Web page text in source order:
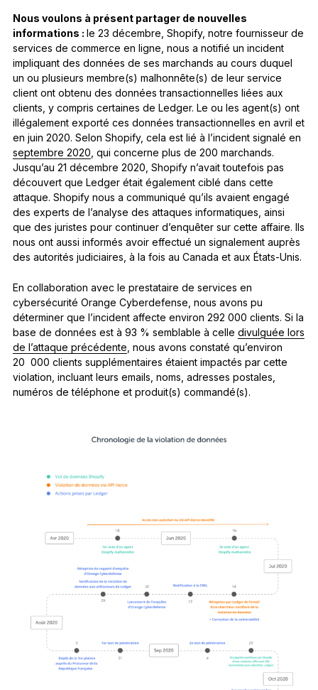
Nous voulons à présent partager de nouvelles
informations : le 23 décembre, Shopify, notre fournisseur de
services de commerce en ligne, nous a notifié un incident
impliquant des données de ses marchands au cours duquel
un ou plusieurs membre(s) malhonnête(s) de leur service
client ont obtenu des données transactionnelles liées aux
clients, y compris certaines de Ledger. Le ou les agent(s) ont
illégalement exporté ces données transactionnelles en avril et
en juin 2020. Selon Shopify, cela est lié à l’incident signalé en
septembre 2020 , qui concerne plus de 200 marchands.
Jusqu’au 21 décembre 2020, Shopify n’avait toutefois pas
découvert que Ledger était également ciblé dans cette
attaque. Shopify nous a communiqué qu’ils avaient engagé
des experts de l’analyse des attaques informatiques, ainsi
que des juristes pour continuer d’enquêter sur cette affaire. Ils
nous ont aussi informés avoir effectué un signalement auprès
des autorités judiciaires, à la fois au Canada et aux États-Unis.
En collaboration avec le prestataire de services en
cybersécurité Orange Cyberdefense, nous avons pu
déterminer que l’incident affecte environ 292 000 clients. Si la
base de données est à 93 % semblable à celle divulguée lors
de l’attaque précédente , nous avons constaté qu’environ
20 000 clients supplémentaires étaient impactés par cette
violation, incluant leurs emails, noms, adresses postales,
numéros de téléphone et produit(s) commandé(s).